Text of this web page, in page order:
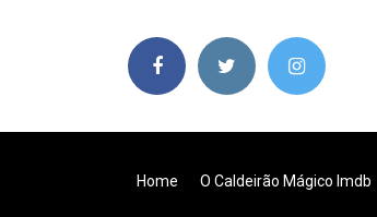
Home O Caldeirão Mágico Imdb